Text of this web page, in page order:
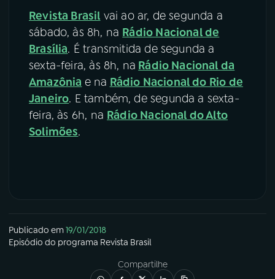
Revista Brasil vai ao ar, de segunda a
sábado, às 8h, na Rádio Nacional de
Brasília. É transmitida de segunda a
sexta-feira, às 8h, na Rádio Nacional da
Amazônia e na Rádio Nacional do Rio de
Janeiro. E também, de segunda a sexta-
feira, às 6h, na Rádio Nacional do Alto
Solimões.
Publicado em19/01/2018
Episódio do programa Revista Brasil
Compartilhe